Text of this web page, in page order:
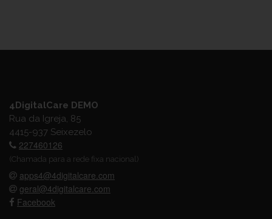
4DigitalCare DEMO
Rua da Igreja, 85
4415-937 Seixezelo
227460126
(Chamada para a rede fixa nacional)
apps4@4digitalcare.com
geral@4digitalcare.com
Facebook